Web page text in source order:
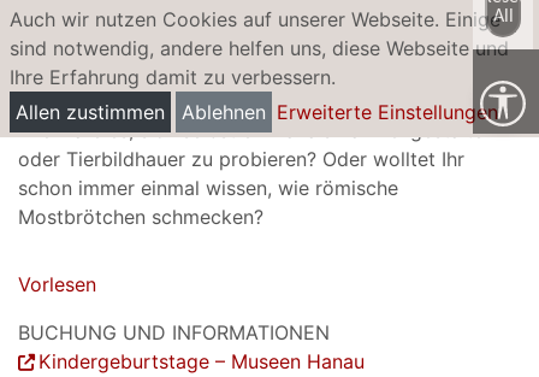
Auch wir nutzen Cookies auf unserer Webseite. Einige
sind notwendig, andere helfen uns, diese Webseite und
Ihre Erfahrung damit zu verbessern.
Allen zustimmen
Ablehnen Erweiterte Einstellungen
Kindergeburtstag im Museum
Wie wäre es, sich selbst einmal als Rahmengestalter
oder Tierbildhauer zu probieren? Oder wolltet Ihr
schon immer einmal wissen, wie römische
Mostbrötchen schmecken?
Vorlesen
BUCHUNG UND INFORMATIONEN
Kindergeburtstage – Museen Hanau
All